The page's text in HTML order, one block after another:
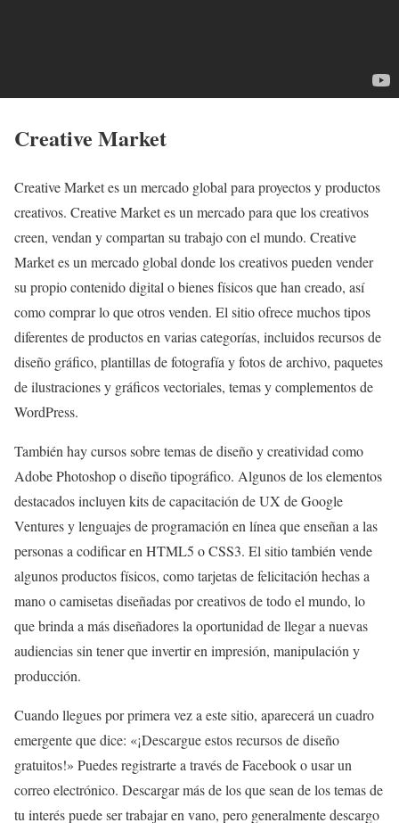
Creative Market
Creative Market es un mercado global para proyectos y productos
creativos. Creative Market es un mercado para que los creativos
creen, vendan y compartan su trabajo con el mundo. Creative
Market es un mercado global donde los creativos pueden vender
su propio contenido digital o bienes físicos que han creado, así
como comprar lo que otros venden. El sitio ofrece muchos tipos
diferentes de productos en varias categorías, incluidos recursos de
diseño gráfico, plantillas de fotografía y fotos de archivo, paquetes
de ilustraciones y gráficos vectoriales, temas y complementos de
WordPress.
También hay cursos sobre temas de diseño y creatividad como
Adobe Photoshop o diseño tipográfico. Algunos de los elementos
destacados incluyen kits de capacitación de UX de Google
Ventures y lenguajes de programación en línea que enseñan a las
personas a codificar en HTML5 o CSS3. El sitio también vende
algunos productos físicos, como tarjetas de felicitación hechas a
mano o camisetas diseñadas por creativos de todo el mundo, lo
que brinda a más diseñadores la oportunidad de llegar a nuevas
audiencias sin tener que invertir en impresión, manipulación y
producción.
Cuando llegues por primera vez a este sitio, aparecerá un cuadro
emergente que dice: «¡Descargue estos recursos de diseño
gratuitos!» Puedes registrarte a través de Facebook o usar un
correo electrónico. Descargar más de los que sean de los temas de
tu interés puede ser trabajar en vano, pero generalmente descargo